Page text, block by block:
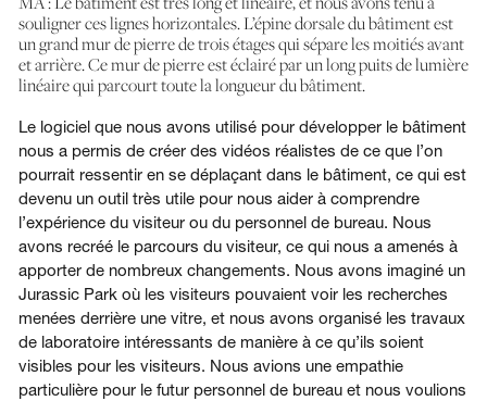
souligner ces lignes horizontales. L’épine dorsale du bâtiment est
un grand mur de pierre de trois étages qui sépare les moitiés avant
et arrière. Ce mur de pierre est éclairé par un long puits de lumière
linéaire qui parcourt toute la longueur du bâtiment.
Le logiciel que nous avons utilisé pour développer le bâtiment
nous a permis de créer des vidéos réalistes de ce que l’on
pourrait ressentir en se déplaçant dans le bâtiment, ce qui est
devenu un outil très utile pour nous aider à comprendre
l’expérience du visiteur ou du personnel de bureau. Nous
avons recréé le parcours du visiteur, ce qui nous a amenés à
apporter de nombreux changements. Nous avons imaginé un
Jurassic Park où les visiteurs pouvaient voir les recherches
menées derrière une vitre, et nous avons organisé les travaux
de laboratoire intéressants de manière à ce qu’ils soient
visibles pour les visiteurs. Nous avions une empathie
particulière pour le futur personnel de bureau et nous voulions